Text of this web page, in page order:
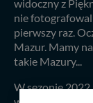
widoczny z
nie
pierwszy raz.
Mazur. Mamy
takie Mazury...
W sezonie 2022